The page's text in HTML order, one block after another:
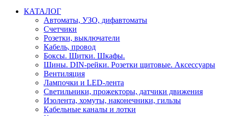
КАТАЛОГ
Автоматы, УЗО, дифавтоматы
Счетчики
Розетки, выключатели
Кабель, провод
Боксы. Щитки. Шкафы.
Шины. DIN-рейки. Розетки щитовые. Аксессуары
Вентиляция
Лампочки и LED-лента
Светильники, прожекторы, датчики движения
Изолента, хомуты, наконечники, гильзы
Кабельные каналы и лотки